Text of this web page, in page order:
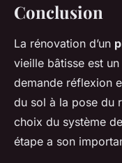
Conclusion
La rénovation d’un
vieille bâtisse est
demande réflexion
du sol à la pose du
choix du système
étape a son